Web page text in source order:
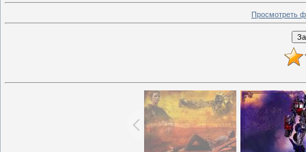
Просмотреть